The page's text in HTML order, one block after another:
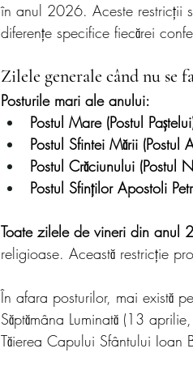
în anul 2026. Aceste restricții
diferențe specifice fiecărei
Zilele generale când nu se
Posturile mari ale anului:
Postul Mare (Postul
Postul Sfintei Mării
Postul Crăciunului (Postul
Postul Sfinților Apostoli
Toate zilele de vineri din anul
religioase. Această restricție
În afara posturilor, mai există
Săptămâna Luminată (13
Tăierea Capului Sfântului Ioan